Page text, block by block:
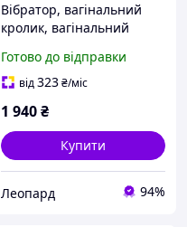
Вібратор, вагінальний
кролик, вагінальний
для жінок, інтимна
іграшка пеніс
Готово до відправки
від323₴/міс
1 940₴
Купити
Леопард 94%